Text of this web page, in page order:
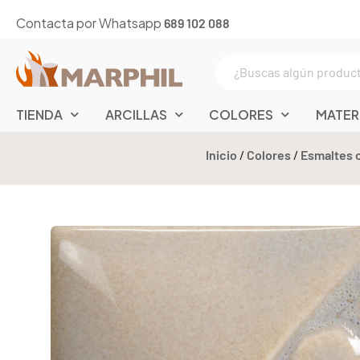
Contacta por Whatsapp 689 102 088
TIENDA ARCILLAS COLORES
Inicio / Colores/ Esmaltes